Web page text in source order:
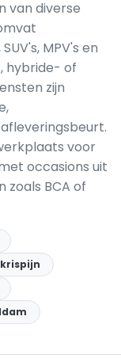
van diverse
MPV's en
hybride- of
zijn
voor
occasions uit
BCA of